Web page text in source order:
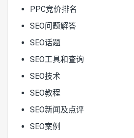
PPC竞价排名
SEO问题解答
SEO话题
SEO工具和查询
SEO技术
SEO教程
SEO新闻及点评
SEO案例